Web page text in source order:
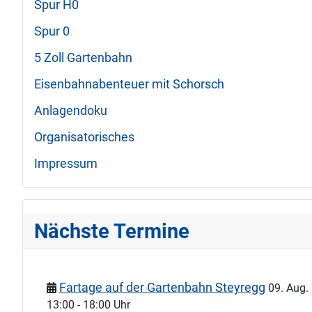
Spur H0
Spur 0
5 Zoll Gartenbahn
Eisenbahnabenteuer mit Schorsch
Anlagendoku
Organisatorisches
Impressum
Nächste Termine
Fartage auf der Gartenbahn Steyregg 09. Aug.
13:00 - 18:00 Uhr